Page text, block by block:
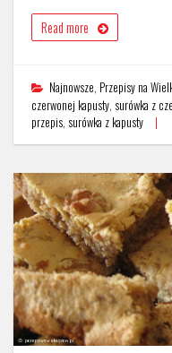
Read more
Najnowsze, Przepisy na
czerwonej kapusty, surówka z
przepis, surówka z kapusty